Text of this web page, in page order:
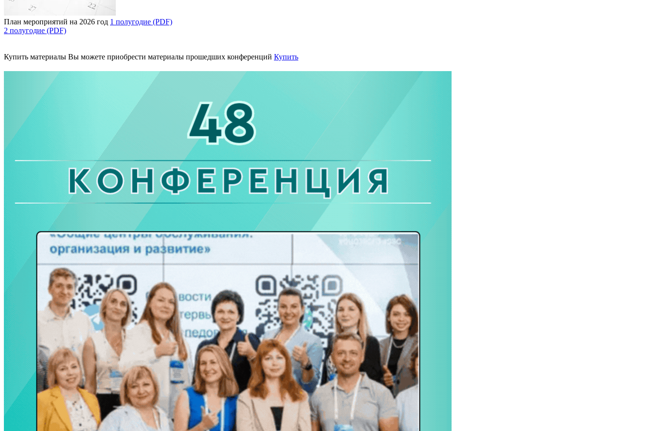
План мероприятий на 2026 год 1 полугодие (PDF)
2 полугодие (PDF)
Купить материалы Вы можете приобрести материалы прошедших конференций Купить